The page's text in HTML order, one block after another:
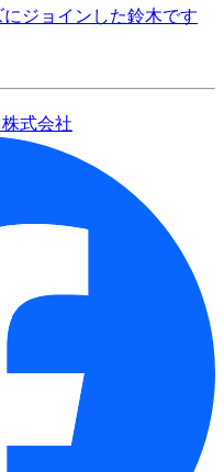
ジョインした鈴木です
式会社